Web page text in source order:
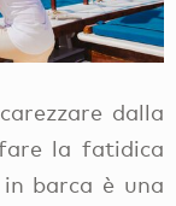
dalla
la fatidica
in barca è una